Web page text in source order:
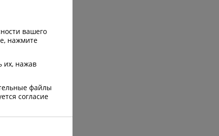
вашего
нажмите
их, нажав
файлы
согласие